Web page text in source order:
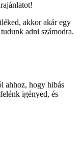
akkor akár egy
adni számodra.
ahhoz, hogy hibás
igényed, és